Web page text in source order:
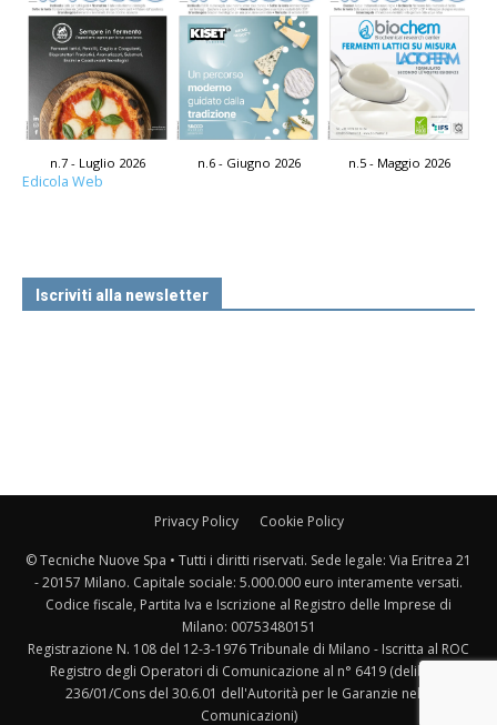
n.7 - Luglio 2026 n.6 - Giugno 2026 n.5 - Maggio 2026
Edicola Web
Iscriviti alla newsletter
Privacy Policy Cookie Policy
© Tecniche Nuove Spa • Tutti i diritti riservati. Sede legale: Via Eritrea 21
- 20157 Milano. Capitale sociale: 5.000.000 euro interamente versati.
Codice fiscale, Partita Iva e Iscrizione al Registro delle Imprese di
Milano: 00753480151
Registrazione N. 108 del 12-3-1976 Tribunale di Milano - Iscritta al ROC
Registro degli Operatori di Comunicazione al n° 6419 (delibera
236/01/Cons del 30.6.01 dell'Autorità per le Garanzie nelle
Comunicazioni)